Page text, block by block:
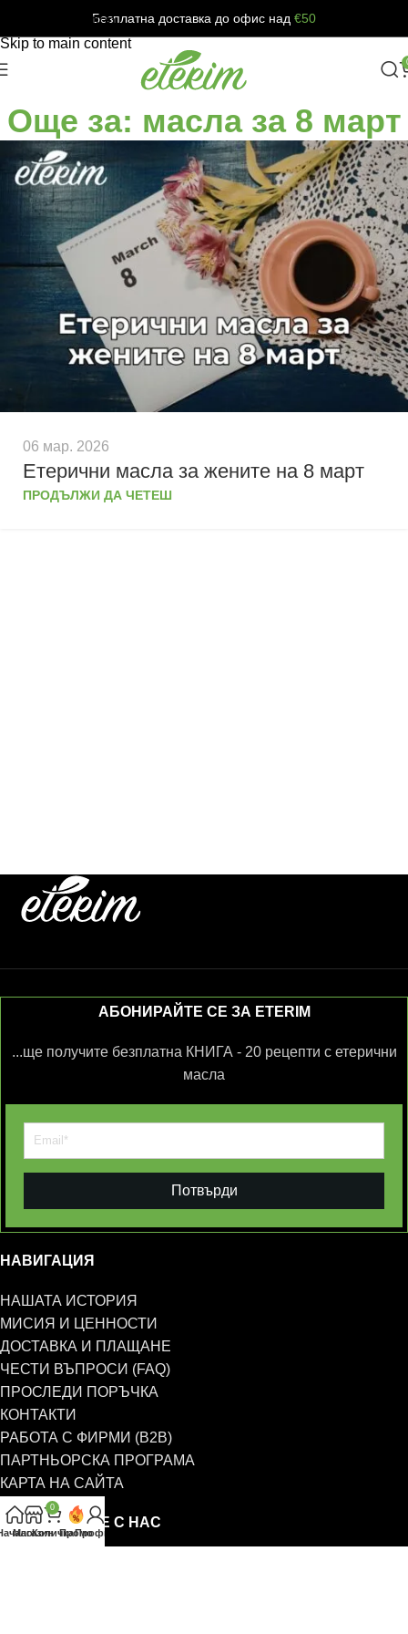
Skip to navigation
Skip to main content
Безплатна доставка до офис над €50
Още за: масла за 8 март
06 мар. 2026
Етерични масла за жените на 8 март
ПРОДЪЛЖИ ДА ЧЕТЕШ
АБОНИРАЙТЕ СЕ ЗА ETERIM
...ще получите безплатна КНИГА - 20 рецепти с етерични
масла
Потвърди
НАВИГАЦИЯ
НАШАТА ИСТОРИЯ
МИСИЯ И ЦЕННОСТИ
ДОСТАВКА И ПЛАЩАНЕ
ЧЕСТИ ВЪПРОСИ (FAQ)
ПРОСЛЕДИ ПОРЪЧКА
КОНТАКТИ
РАБОТА С ФИРМИ (B2B)
ПАРТНЬОРСКА ПРОГРАМА
КАРТА НА САЙТА
СВЪРЖЕТЕ СЕ С НАС
Магазин
0
КоличкаПромоПрофил